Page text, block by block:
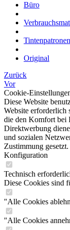
Büro
Tintenpatronen
Original
Zurück
Vor
Cookie-
Diese Website
Website erforderlich
die den Komfort bei
Direktwerbung
und sozialen
Zustimmung gesetzt.
Konfiguration
Technisch
Diese Cookies sind
"Alle Cookies
"Alle Cookies